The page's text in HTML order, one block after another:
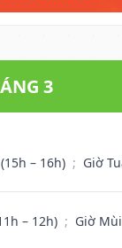
3
– 16h) ; Giờ
– 12h) ; Giờ